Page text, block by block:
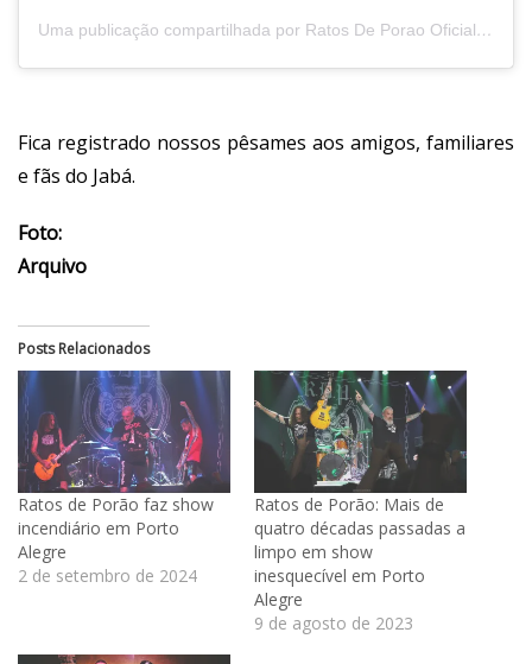
Uma publicação compartilhada por Ratos De Porao Oficial (@ratosdeporao)
Fica registrado nossos pêsames aos amigos, familiares
e fãs do Jabá.
Foto:
Arquivo
Posts Relacionados
Ratos de Porão faz show
incendiário em Porto
Alegre
2 de setembro de 2024
Ratos de Porão: Mais de
quatro décadas passadas a
limpo em show
inesquecível em Porto
Alegre
9 de agosto de 2023